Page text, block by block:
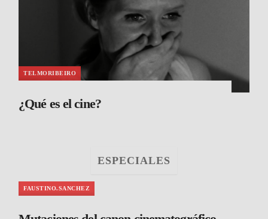
TELMORIBEIRO
¿Qué es el cine?
ESPECIALES
FAUSTINO.SANCHEZ